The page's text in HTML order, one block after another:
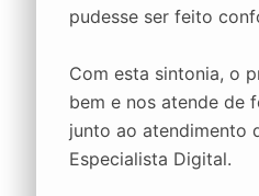
pudesse ser feito
Com esta sintonia, o
bem e nos atende de
junto ao atendimento
Especialista Digital.